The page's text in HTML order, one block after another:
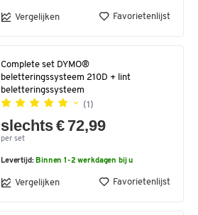
Vergelijken Favorietenlijst
Complete set DYMO®
beletteringssysteem 210D + lint
beletteringssysteem
(1)
slechts € 72,99
per set
Levertijd: Binnen 1-2 werkdagen bij u
Vergelijken Favorietenlijst